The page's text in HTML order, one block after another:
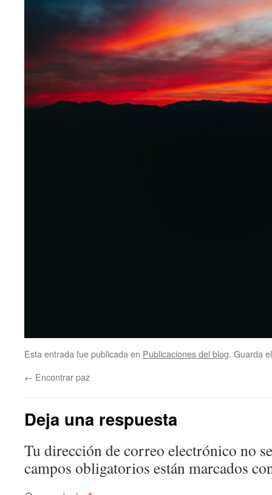
Esta entrada fue publicada en Publicaciones del blog. Guarda
← Encontrar paz
Deja una respuesta
Tu dirección de correo electrónico no
campos obligatorios están marcados